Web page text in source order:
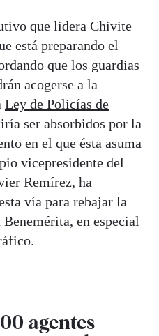
que lidera Chivite
está preparando el
que los guardias
acogerse a la
Ley de Policías de
ser absorbidos por la
en el que ésta asuma
vicepresidente del
Remírez, ha
vía para rebajar la
en especial
agentes